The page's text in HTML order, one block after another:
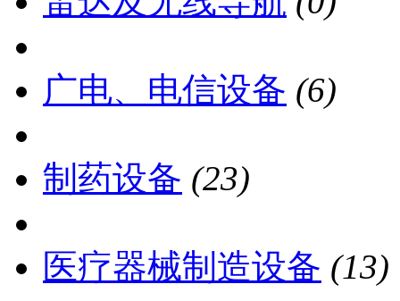
广电、电信设备 (6)
制药设备 (23)
医疗器械制造设备 (13)